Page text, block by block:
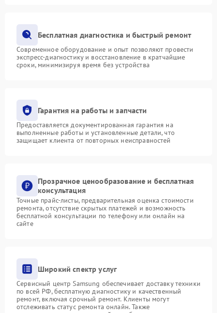
Бесплатная диагностика и быстрый ремонт
Современное оборудование и опыт позволяют провести
экспресс-диагностику и восстановление в кратчайшие
сроки, минимизируя время без устройства
Гарантия на работы и запчасти
Предоставляется документированная гарантия на
выполненные работы и установленные детали, что
защищает клиента от повторных неисправностей
Прозрачное ценообразование и бесплатная
консультация
Точные прайс-листы, предварительная оценка стоимости
ремонта, отсутствие скрытых платежей и возможность
бесплатной консультации по телефону или онлайн на
сайте
Широкий спектр услуг
Сервисный центр Samsung обеспечивает доставку техники
по всей РФ, бесплатную диагностику и качественный
ремонт, включая срочный ремонт. Клиенты могут
отслеживать статус ремонта онлайн. Также